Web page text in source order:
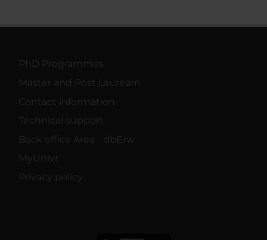
PhD Programmes
Master and Post Lauream
Contact information
Technical support
Back office Area - dbErw
MyUnivr
Privacy policy